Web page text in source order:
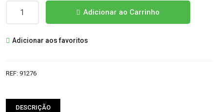
VIDEO
Adicionar ao Carrinho
Adicionar aos favoritos
REF: 91276
DESCRIÇÃO